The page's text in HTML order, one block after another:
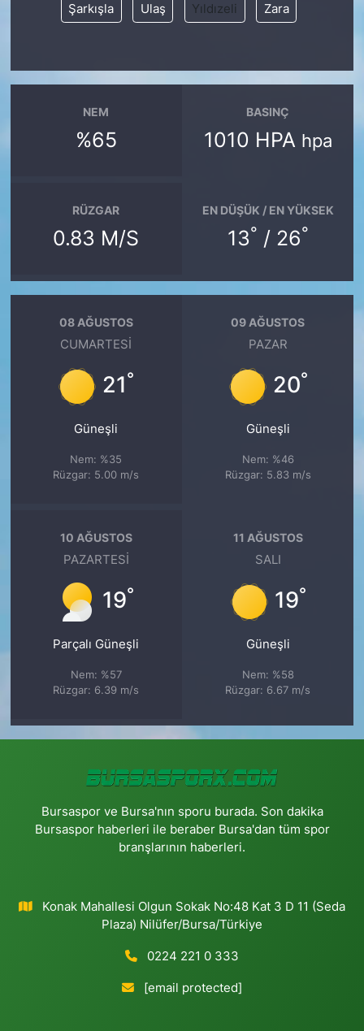
Şarkışla Ulaş Yıldızeli Zara
NEM
%65
BASINÇ
1010 HPA hpa
RÜZGAR
0.83 M/S
EN DÜŞÜK / EN YÜKSEK
13° / 26°
08 AĞUSTOS
CUMARTESI
21°
Güneşli
Nem: %35
Rüzgar: 5.00 m/s
09 AĞUSTOS
PAZAR
20°
Güneşli
Nem: %46
Rüzgar: 5.83 m/s
10 AĞUSTOS
PAZARTESI
19°
Parçalı Güneşli
Nem: %57
Rüzgar: 6.39 m/s
11 AĞUSTOS
SALI
19°
Güneşli
Nem: %58
Rüzgar: 6.67 m/s
Bursaspor ve Bursa'nın sporu burada. Son dakika
Bursaspor haberleri ile beraber Bursa'dan tüm spor
branşlarının haberleri.
Konak Mahallesi Olgun Sokak No:48 Kat 3 D 11 (Seda
Plaza) Nilüfer/Bursa/Türkiye
0224 221 0 333
[email protected]